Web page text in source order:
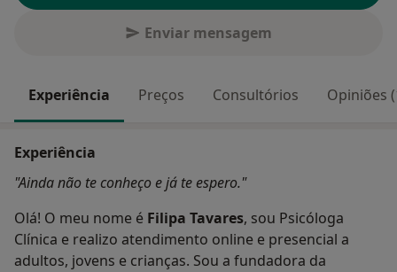
Enviar mensagem
Experiência Preços Consultórios Opiniões
Experiência
"Ainda não te conheço e já te espero."
Olá! O meu nome é Filipa Tavares, sou Psicóloga
Clínica e realizo atendimento online e presencial a
adultos, jovens e crianças. Sou a fundadora da